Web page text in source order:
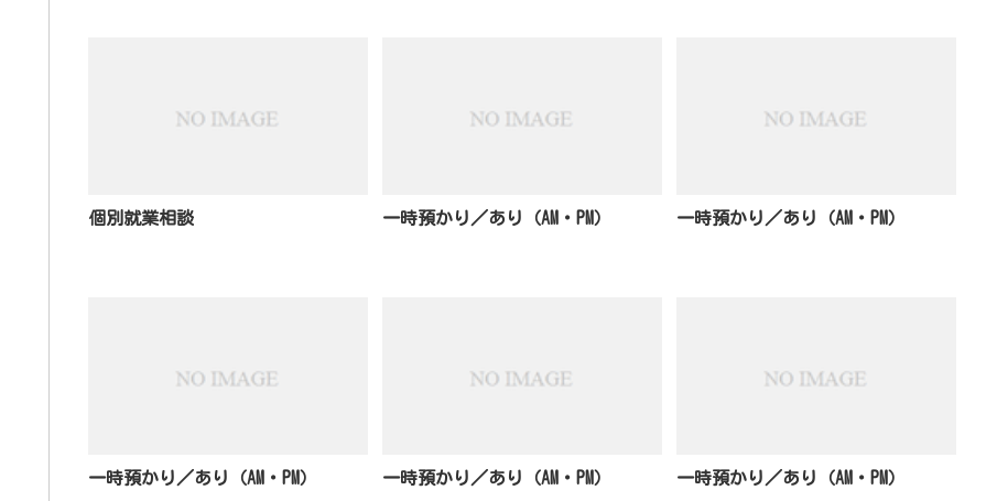
個別就業相談 一時預かり／あり（AM・PM） 一時預かり／あり（AM・PM）
一時預かり／あり（AM・PM） 一時預かり／あり（AM・PM） 一時預かり／あり（AM・PM）